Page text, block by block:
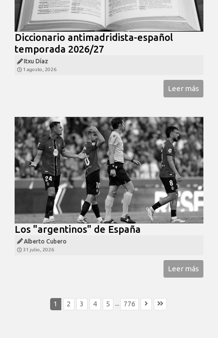
Diccionario antimadridista-español
temporada 2026/27
Itxu Díaz
1 agosto, 2026
Leer más
Los "argentinos" de España
Alberto Cubero
31 julio, 2026
Leer más
1 2 3 4 5 776